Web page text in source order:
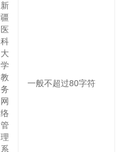
新
疆
医
科
大
学
教
务
网
络
管
理
系
一般不超过80字符